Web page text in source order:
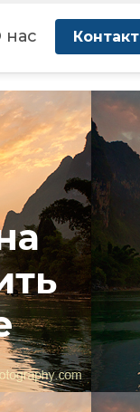
нас Контакт